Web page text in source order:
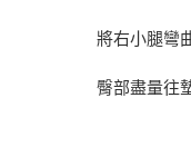
將右小腿彎
臀部盡量往